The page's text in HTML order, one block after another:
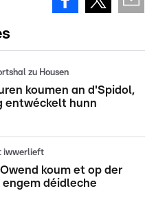
zu Housen
koumen an d'Spidol,
entwéckelt hunn
iwwerlieft
koum et op der
engem déidleche